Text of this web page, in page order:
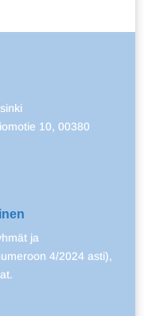
10, 00380
ja
4/2024 asti),